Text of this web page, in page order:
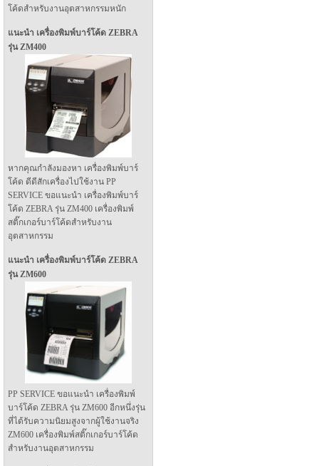
โค้ดสำหรับงานอุตสาหกรรมหนัก
แนะนำ เครื่องพิมพ์บาร์โค้ด ZEBRA
รุ่น ZM400
หากคุณกำลังมองหา เครื่องพิมพ์บาร์
โค้ด ดีดีสักเครื่องไปใช้งาน PP
SERVICE ขอแนะนำ เครื่องพิมพ์บาร์
โค้ด ZEBRA รุ่น ZM400 เครื่องพิมพ์
สติ๊กเกอร์บาร์โค้ดสำหรับงาน
อุตสาหกรรม
แนะนำ เครื่องพิมพ์บาร์โค้ด ZEBRA
รุ่น ZM600
PP SERVICE ขอแนะนำ เครื่องพิมพ์
บาร์โค้ด ZEBRA รุ่น ZM600 อีกหนึ่งรุ่น
ที่ได้รับความนิยมสูงจากผู้ใช้งานจริง
ZM600 เครื่องพิมพ์สติ๊กเกอร์บาร์โค้ด
สำหรับงานอุตสาหกรรม